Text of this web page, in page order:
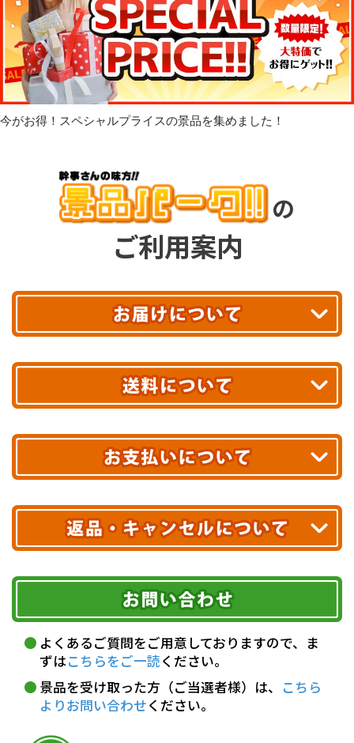
今がお得！スペシャルプライスの景品を集めました！
の
ご利用案内
最短翌日お届け!
あす着エリアが対象です。
エリアやお届け日の確認はこちら▶
※ 配送業者による配送遅延が生じる可能性がございます。
※ 沖縄・離島はお届けできません。
送料無料!
10,000円未満 全国一律1,100円(税込)
配送業者
ヤマト運輸
お届け可能時間帯
午前中 14～16時
16～18時
18～20時
19～21時 指定なし
クレジットカード
代金引換(現金のみ)
5,000円未満…330円(税込)
銀行振込(前払い)
期限を含むルール（条件）や、お客様にご負担い
ただく費用がございます。
詳しくはこちら▶
よくあるご質問をご用意しておりますので、ま
ずはこちらをご一読ください。
景品を受け取った方（ご当選者様）は、 こちら
よりお問い合わせください。